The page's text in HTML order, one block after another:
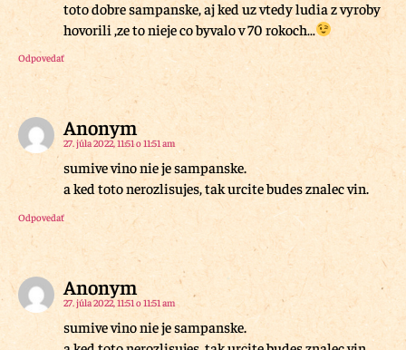
toto dobre sampanske, aj ked uz vtedy ludia z vyroby
hovorili ,ze to nieje co byvalo v 70 rokoch…
Odpovedať
Anonym
27. júla 2022, 11:51 o 11:51 am
sumive vino nie je sampanske.
a ked toto nerozlisujes, tak urcite budes znalec vin.
Odpovedať
Anonym
27. júla 2022, 11:51 o 11:51 am
sumive vino nie je sampanske.